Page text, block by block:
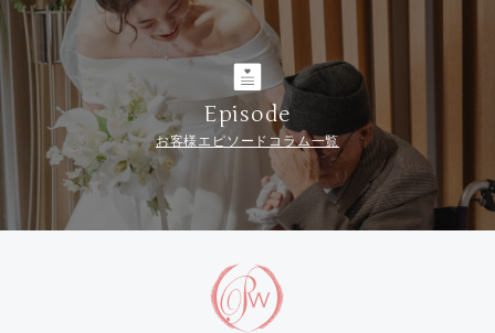
Episode
お客様エピソードコラム一覧